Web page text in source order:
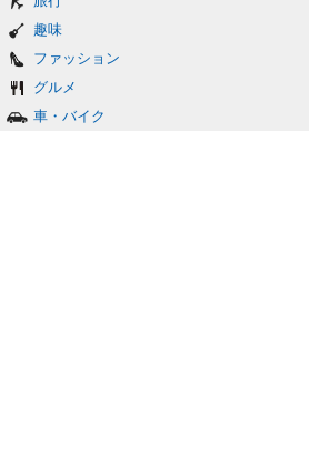
趣味
ファッション
グルメ
車・バイク